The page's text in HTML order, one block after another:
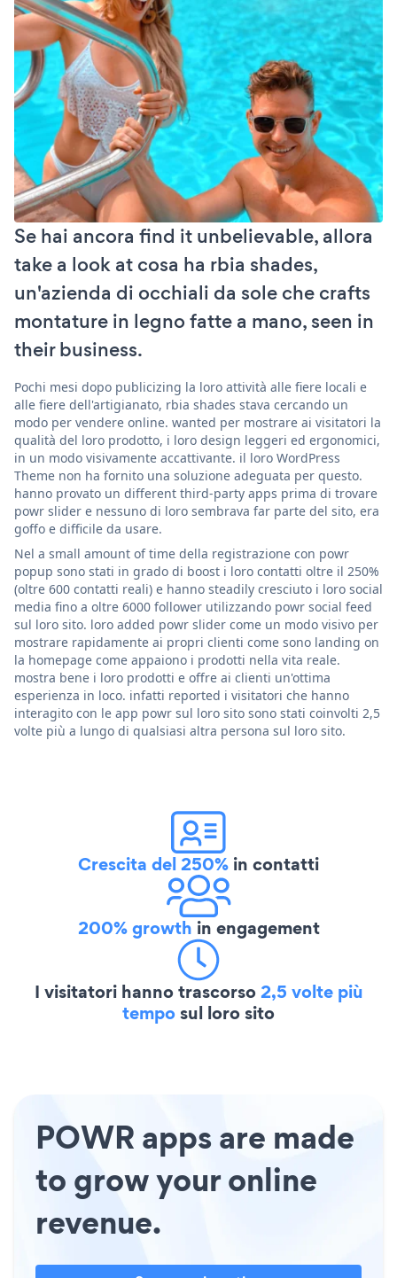
Se hai ancora find it unbelievable, allora
take a look at cosa ha rbia shades,
un'azienda di occhiali da sole che crafts
montature in legno fatte a mano, seen in
their business.
Pochi mesi dopo publicizing la loro attività alle fiere locali e
alle fiere dell'artigianato, rbia shades stava cercando un
modo per vendere online. wanted per mostrare ai visitatori la
qualità del loro prodotto, i loro design leggeri ed ergonomici,
in un modo visivamente accattivante. il loro WordPress
Theme non ha fornito una soluzione adeguata per questo.
hanno provato un different third-party apps prima di trovare
powr slider e nessuno di loro sembrava far parte del sito, era
goffo e difficile da usare.
Nel a small amount of time della registrazione con powr
popup sono stati in grado di boost i loro contatti oltre il 250%
(oltre 600 contatti reali) e hanno steadily cresciuto i loro social
media fino a oltre 6000 follower utilizzando powr social feed
sul loro sito. loro added powr slider come un modo visivo per
mostrare rapidamente ai propri clienti come sono landing on
la homepage come appaiono i prodotti nella vita reale.
mostra bene i loro prodotti e offre ai clienti un'ottima
esperienza in loco. infatti reported i visitatori che hanno
interagito con le app powr sul loro sito sono stati coinvolti 2,5
volte più a lungo di qualsiasi altra persona sul loro sito.
Crescita del 250% in contatti
200% growth in engagement
I visitatori hanno trascorso2,5 volte più
temposul loro sito
POWR apps are made
to grow your online
revenue.